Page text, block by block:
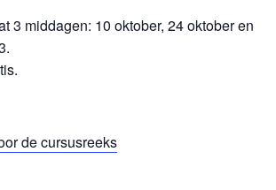
3 middagen: 10 oktober, 24 oktober en
de cursusreeks